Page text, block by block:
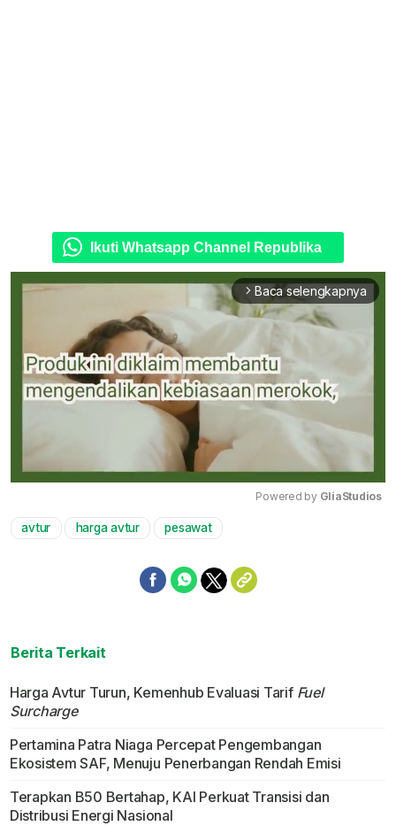
Ikuti Whatsapp Channel Republika
arrow_forward_ios Baca selengkapnya
Powered by GliaStudios
avtur harga avtur pesawat
Berita Terkait
Harga Avtur Turun, Kemenhub Evaluasi Tarif Fuel
Surcharge
Pertamina Patra Niaga Percepat Pengembangan
Ekosistem SAF, Menuju Penerbangan Rendah Emisi
Terapkan B50 Bertahap, KAI Perkuat Transisi dan
Distribusi Energi Nasional